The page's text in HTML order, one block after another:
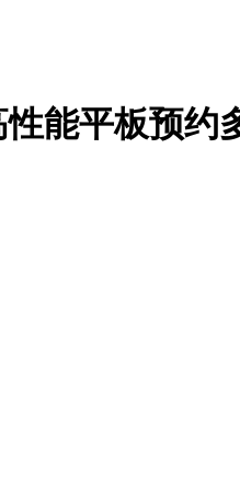
能平板预约